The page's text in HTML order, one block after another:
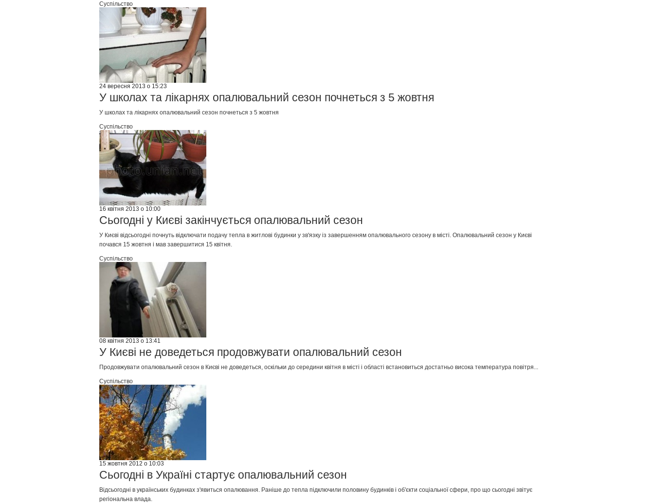
Суспільство
24 вересня 2013 о 15:23
У школах та лікарнях опалювальний сезон почнеться з 5 жовтня
У школах та лікарнях опалювальний сезон почнеться з 5 жовтня
Суспільство
16 квітня 2013 о 10:00
Сьогодні у Києві закінчується опалювальний сезон
У Києві відсьогодні почнуть відключати подачу тепла в житлові будинки у зв'язку із завершенням опалювального сезону в місті. Опалювальний сезон у Києві
почався 15 жовтня і мав завершитися 15 квітня.
Суспільство
08 квітня 2013 о 13:41
У Києві не доведеться продовжувати опалювальний сезон
Продовжувати опалювальний сезон в Києві не доведеться, оскільки до середини квітня в місті і області встановиться достатньо висока температура повітря...
Суспільство
15 жовтня 2012 о 10:03
Сьогодні в Україні стартує опалювальний сезон
Відсьогодні в українських будинках з'явиться опалювання. Раніше до тепла підключили половину будинків і об'єкти соціальної сфери, про що сьогодні звітує
регіональна влада.